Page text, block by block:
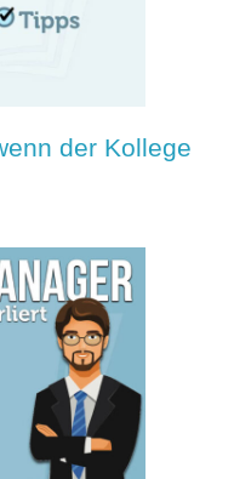
der Kollege